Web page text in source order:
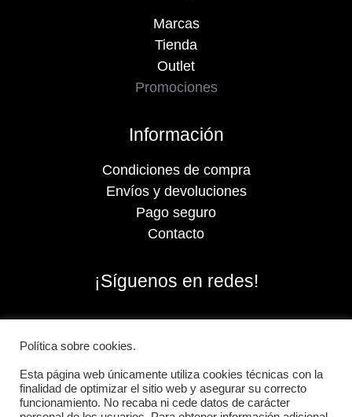
Marcas
Tienda
Outlet
Promociones
Información
Condiciones de compra
Envíos y devoluciones
Pago seguro
Contacto
¡Síguenos en redes!
Política sobre cookies.
Esta página web únicamente utiliza cookies técnicas con la
finalidad de optimizar el sitio web y asegurar su correcto
funcionamiento. No recaba ni cede datos de carácter